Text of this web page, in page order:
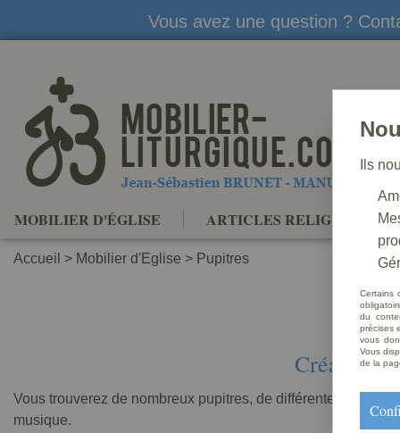
Vous avez une question ?
MOBILIER D'ÉGLISE ARTICLES RELIGIEUX
Accueil > Mobilier d'Eglise > Pupitres
Création
Vous trouverez de nombreux pupitres, de différentes
musique.
Ils
Certains
du
précises
vous
Vous
de la